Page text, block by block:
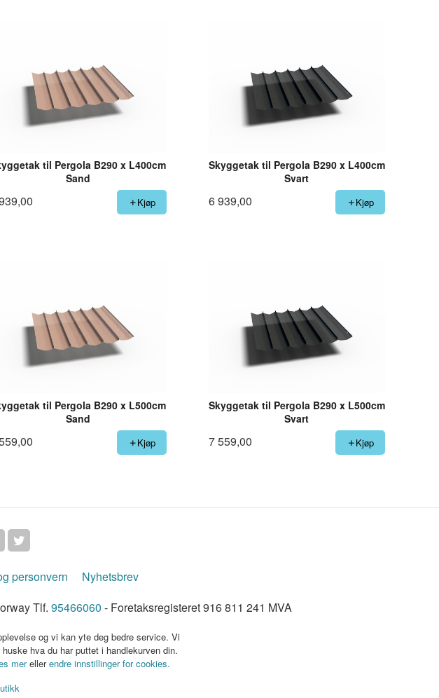
til Pergola B290 x L400cm
Sand
Kjøp
Skyggetak til Pergola B290 x L400cm
Svart
6 939,00 Kjøp
til Pergola B290 x L500cm
Sand
Kjøp
Skyggetak til Pergola B290 x L500cm
Svart
7 559,00 Kjøp
personvern
Nyhetsbrev
Tlf. 95466060 - Foretaksregisteret 916 811 241 MVA
og vi kan yte deg bedre service. Vi
hva du har puttet i handlekurven din.
merellerendre innstillinger for cookies.